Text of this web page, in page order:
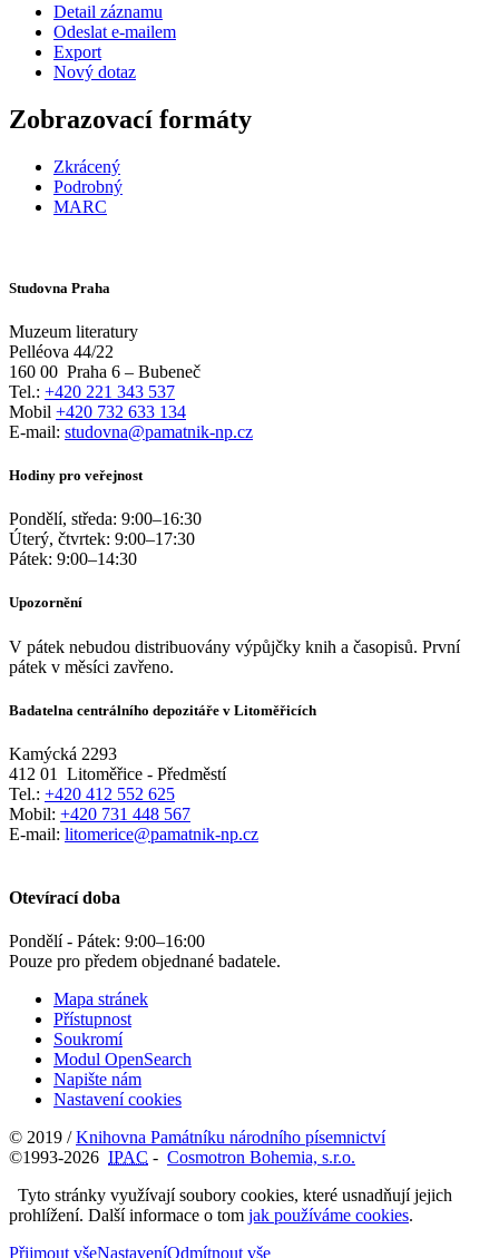
Detail záznamu
Odeslat e-mailem
Export
Nový dotaz
Zobrazovací formáty
Zkrácený
Podrobný
MARC
Studovna Praha
Muzeum literatury
Pelléova 44/22
160 00 Praha 6 – Bubeneč
Tel.: +420 221 343 537
Mobil +420 732 633 134
E-mail: studovna@pamatnik-np.cz
Hodiny pro veřejnost
Pondělí, středa: 9:00–16:30
Úterý, čtvrtek: 9:00–17:30
Pátek: 9:00–14:30
Upozornění
V pátek nebudou distribuovány výpůjčky knih a časopisů. První
pátek v měsíci zavřeno.
Badatelna centrálního depozitáře v Litoměřicích
Kamýcká 2293
412 01
Litoměřice - Předměstí
Tel.: +420 412 552 625
Mobil: +420 731 448 567
E-mail: litomerice@pamatnik-np.cz
Otevírací doba
Pondělí - Pátek: 9:00–16:00
Pouze pro předem objednané badatele.
Mapa stránek
Přístupnost
Soukromí
Modul OpenSearch
Napište nám
Nastavení cookies
© 2019 /Knihovna Památníku národního písemnictví
©1993-2026 IPAC - Cosmotron Bohemia, s.r.o.
Tyto stránky využívají soubory cookies, které usnadňují jejich
prohlížení. Další informace o tom jak používáme cookies.
Přijmout všeNastaveníOdmítnout vše